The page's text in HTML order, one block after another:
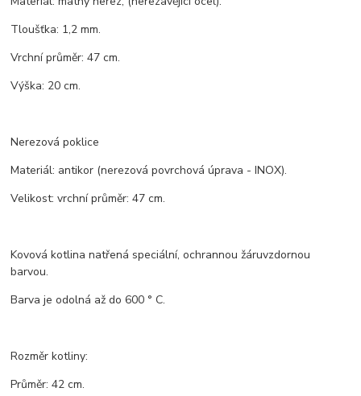
Tloušťka: 1,2 mm.
Vrchní průměr: 47 cm.
Výška: 20 cm.
Nerezová poklice
Materiál: antikor (nerezová povrchová úprava - INOX).
Velikost: vrchní průměr: 47 cm.
Kovová kotlina natřená speciální, ochrannou žáruvzdornou
barvou.
Barva je odolná až do 600 ° C.
Rozměr kotliny:
Průměr: 42 cm.